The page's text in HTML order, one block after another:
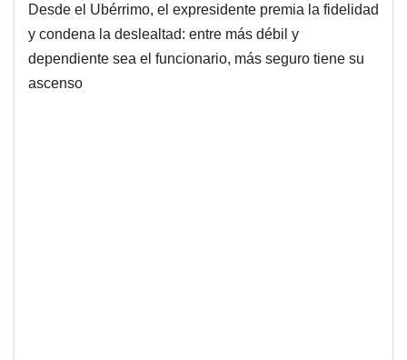
Desde el Ubérrimo, el expresidente premia la fidelidad
y condena la deslealtad: entre más débil y
dependiente sea el funcionario, más seguro tiene su
ascenso